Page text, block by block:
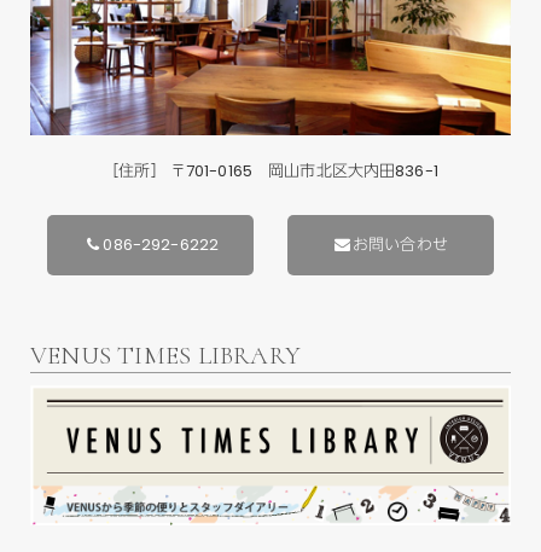
［住所］ 〒701-0165 岡山市北区大内田836-1
086-292-6222 お問い合わせ
VENUS TIMES LIBRARY